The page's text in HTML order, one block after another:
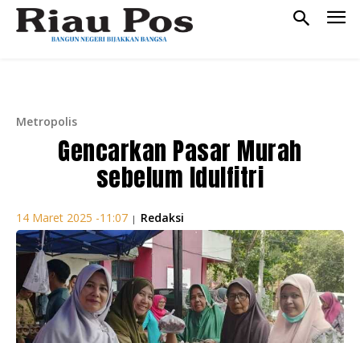
Metropolis
Gencarkan Pasar Murah
sebelum Idulfitri
14 Maret 2025 -11:07 | Redaksi